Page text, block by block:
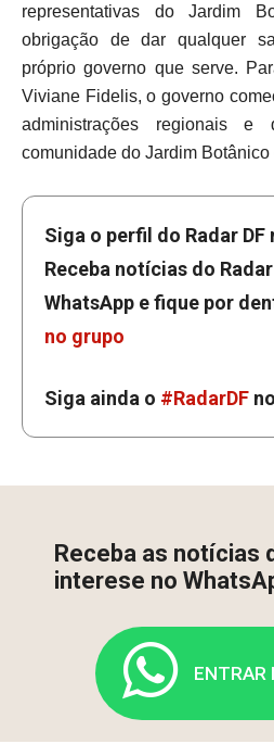
representativas do Jardim
obrigação de dar qualquer
próprio governo que serve.
Viviane Fidelis, o governo
administrações regionais
comunidade do Jardim
Siga o perfil do Radar DF
Receba notícias do Radar
WhatsApp e fique por
no grupo
Siga ainda o #RadarDF no
Receba as notícias
interese no
ENTRAR